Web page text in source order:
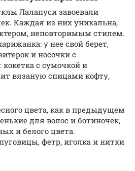
Лалапуси завоевали
Каждая из них уникальна,
неповторимым стилем.
у нее свой берет,
и носочки с
с сумочкой и
вязаную спицами кофту,
цвета, как в предыдущем
для волос и ботиночек,
и белого цвета.
фетр, иголка и нитки